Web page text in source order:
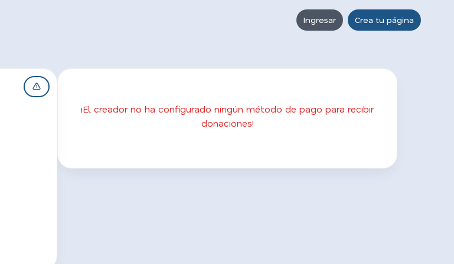
Ingresar Crea tu página
¡El creador no ha configurado ningún método de pago para recibir
donaciones!